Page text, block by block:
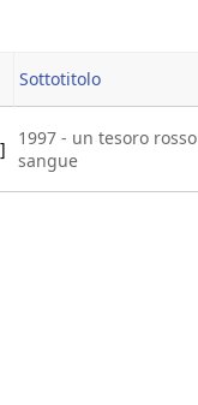
Sottotitolo
1997 - un tesoro rosso
sangue